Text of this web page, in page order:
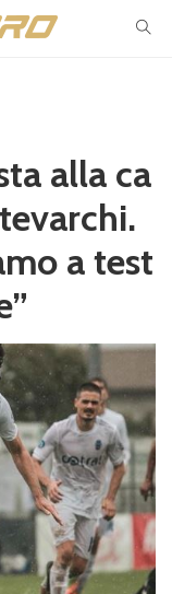
alla ca
a test